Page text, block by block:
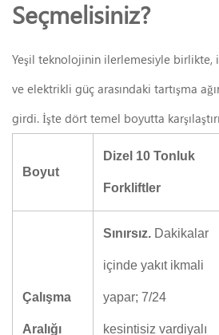
Seçmelisiniz?
Yeşil teknolojinin ilerlemesiyle birlikte,
ve elektrikli güç arasındaki tartışma
girdi. İşte dört temel boyutta
Boyut
Dizel 10 Tonluk
Forkliftler
Çalışma
Aralığı
Sınırsız. Dakikalar
içinde yakıt ikmali
yapar; 7/24
kesintisiz vardiyalı